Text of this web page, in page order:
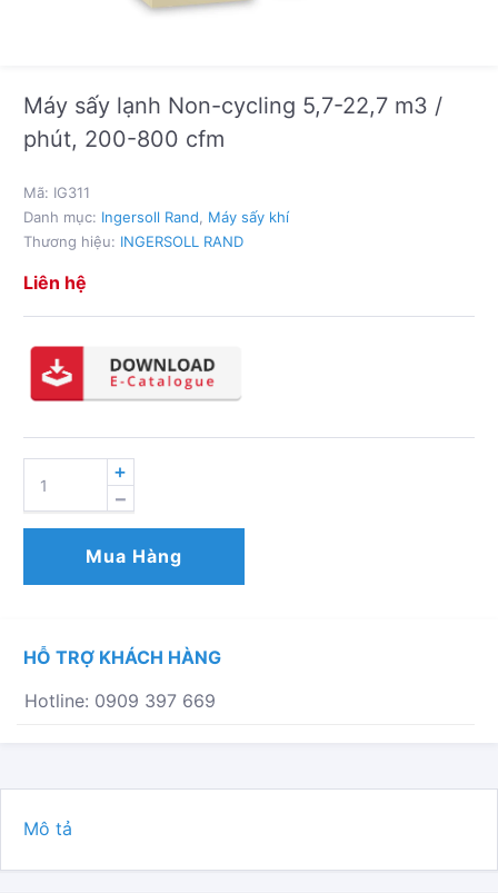
Máy sấy lạnh Non-cycling 5,7-22,7 m3 /
phút, 200-800 cfm
Liên hệ
SẤY
/
SỐ
Mua Hàng
Mã: IG311
Danh mục: Ingersoll Rand
Máy sấy khí
Thương hiệu: INGERSOLL RAND
HỖ TRỢ KHÁCH HÀNG
Hotline: 0909 397 669
Mô tả